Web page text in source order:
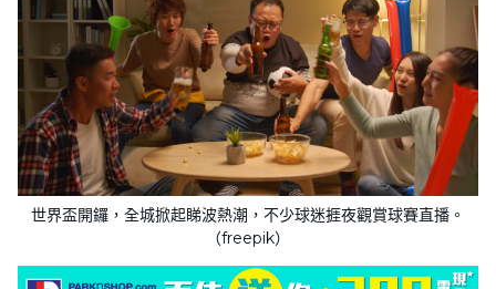
世界盃開鑼，全城掀起睇波熱潮，不少球迷捱夜觀賞球賽直播。
（freepik）